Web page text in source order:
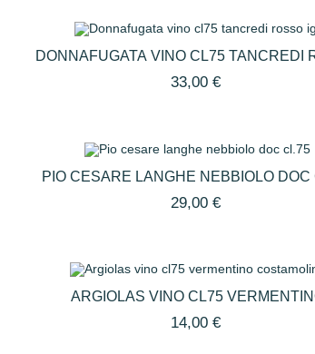
DONNAFUGATA VINO CL75 TANCREDI
IGT
33,00 €
PIO CESARE LANGHE NEBBIOLO DOC
29,00 €
ARGIOLAS VINO CL75
COSTAMOLINO
14,00 €